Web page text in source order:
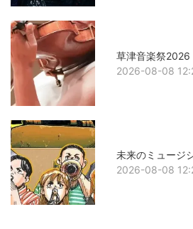
草津音楽祭2026
2026-08-08
未来のミュージ
2026-08-08